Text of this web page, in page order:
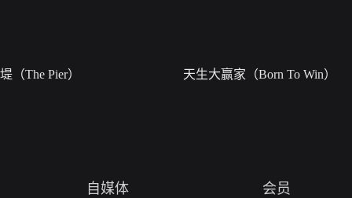
堤（The Pier） 天生大赢家（Born To Win）
自媒体 会员